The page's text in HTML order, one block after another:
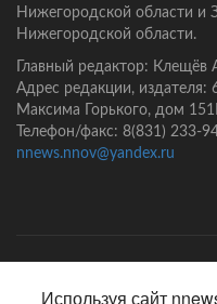
Нижегородской области и
Нижегородской области.
Главный редактор: Клещёв
Адрес редакции,
Максима Горького, дом
Телефон/факс: 8(831) 233-
nnews.nnov@yandex.ru
Используя сайт